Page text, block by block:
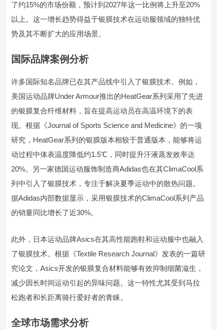
了约15%的市场份额，预计到2027年这一比例将上升至20%
以上。这一增长趋势得益于银膜技术在运动服领域的独特优
势及其不断扩大的应用场景。
国际品牌案例分析
许多国际知名品牌已在其产品线中引入了银膜技术。例如，
美国运动品牌Under Armour推出的HeatGear系列采用了先进
的银膜复合纤维材料，旨在提高运动员在高温环境下的表
现。根据《Journal of Sports Science and Medicine》的一项
研究，HeatGear系列的银膜版本相较于普通版本，能够将运
动过程中体表温度降低约1.5℃，同时提升汗液蒸发效率达
20%。另一家德国运动服饰制造商Adidas也在其ClimaCool系
列中引入了银膜技术，专注于解决夏季运动中的散热问题。
据Adidas内部数据显示，采用银膜技术的ClimaCool系列产品
的销量同比增长了近30%。
此外，日本运动品牌Asics在其高性能跑鞋和运动服中也融入
了银膜技术。根据《Textile Research Journal》发表的一篇研
究论文，Asics开发的银膜复合材料能够有效抑制细菌滋生，
减少因长时间运动引起的异味问题。这一特性尤其受到马拉
松跑者和长距离骑行爱好者的青睐。
全球市场需求分析